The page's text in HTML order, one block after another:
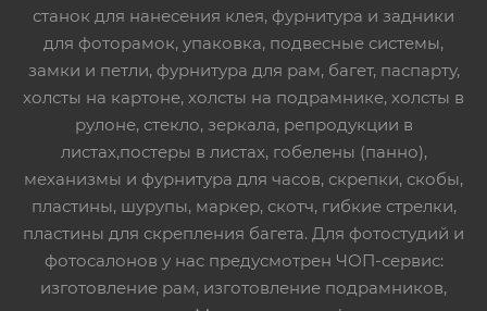
станок для нанесения клея, фурнитура и задники
для фоторамок, упаковка, подвесные системы,
замки и петли, фурнитура для рам, багет, паспарту,
холсты на картоне, холсты на подрамнике, холсты в
рулоне, стекло, зеркала, репродукции в
листах,постеры в листах, гобелены (панно),
механизмы и фурнитура для часов, скрепки, скобы,
пластины, шурупы, маркер, скотч, гибкие стрелки,
пластины для скрепления багета. Для фотостудий и
фотосалонов у нас предусмотрен ЧОП-сервис:
изготовление рам, изготовление подрамников,